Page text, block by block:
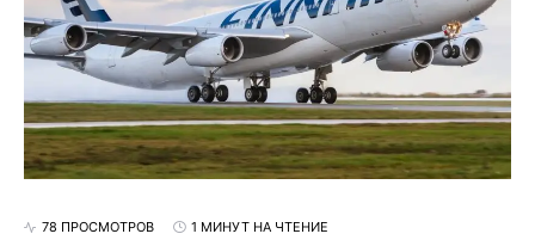
78 ПРОСМОТРОВ 1 МИНУТ НА ЧТЕНИЕ